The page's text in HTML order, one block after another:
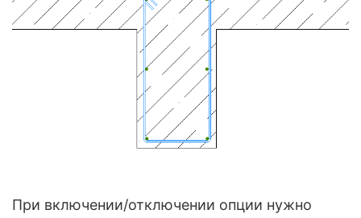
При включении/отключении опции нужно